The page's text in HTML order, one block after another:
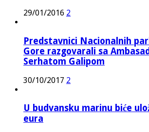
29/01/2016 2
Predstavnici Nacionalnih
Gore razgovarali sa
Serhatom Galipom
30/10/2017 2
U budvansku marinu biće
eura